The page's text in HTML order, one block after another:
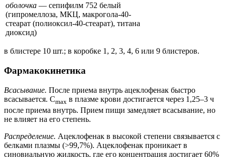
оболочка — сепифилм 752 белый
(гипромеллоза, МКЦ, макрогола-40-
стеарат (полиоксил-40-стеарат), титана
диоксид)
в блистере 10 шт.; в коробке 1, 2, 3, 4, 6 или 9 блистеров.
Фармакокинетика
Всасывание. После приема внутрь ацеклофенак быстро
всасывается. Cmax в плазме крови достигается через 1,25–3 ч
после приема внутрь. Прием пищи замедляет всасывание, но
не влияет на его степень.
Распределение. Ацеклофенак в высокой степени связывается с
белками плазмы (>99,7%). Ацеклофенак проникает в
синовиальную жидкость, где его концентрация достигает 60%